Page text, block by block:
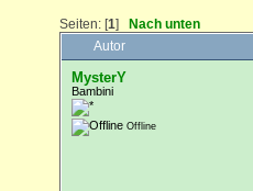
Seiten: [1] Nach unten
Autor
MysterY
Bambini
Offline